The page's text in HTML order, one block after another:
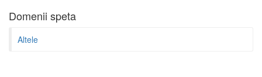
Domenii speta
Altele